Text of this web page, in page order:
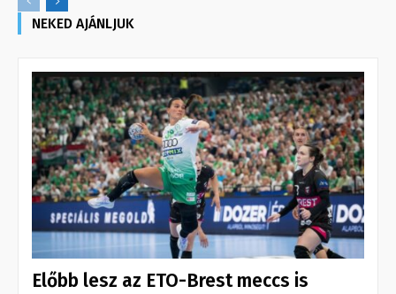
NEKED AJÁNLJUK
Előbb lesz az ETO-Brest meccs is